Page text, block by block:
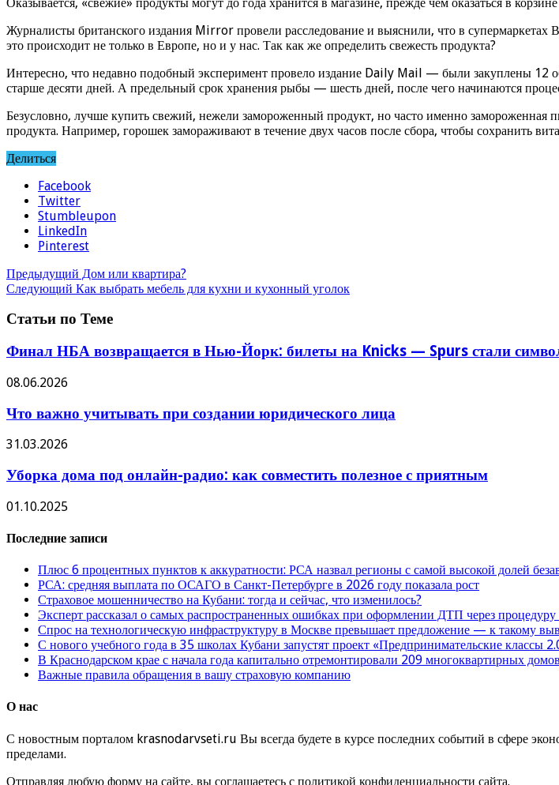
Журналисты британского издания Mirror провели расследование и выяснили, что в
это происходит не только в Европе, но и у нас. Так как же определить свежесть продукта?
Интересно, что недавно подобный эксперимент провело издание Daily Mail — были закуплены 12
старше десяти дней. А предельный срок хранения рыбы — шесть дней, после чего начинаются
Безусловно, лучше купить свежий, нежели замороженный продукт, но часто именно замороженная
продукта. Например, горошек замораживают в течение двух часов после сбора, чтобы сохранить
Делиться
Facebook
Twitter
Stumbleupon
LinkedIn
Pinterest
Предыдущий Дом или квартира?
Следующий Как выбрать мебель для кухни и кухонный уголок
Статьи по Теме
Финал НБА возвращается в Нью-Йорк: билеты на Knicks — Spurs стали
08.06.2026
Что важно учитывать при создании юридического лица
31.03.2026
Уборка дома под онлайн-радио: как совместить полезное с приятным
01.10.2025
Последние записи
Плюс 6 процентных пунктов к аккуратности: РСА назвал регионы с самой высокой долей
РСА: средняя выплата по ОСАГО в Санкт-Петербурге в 2026 году показала рост
Страховое мошенничество на Кубани: тогда и сейчас, что изменилось?
Эксперт рассказал о самых распространенных ошибках при оформлении ДТП через процедуру
Спрос на технологическую инфраструктуру в Москве превышает предложение — к такому
С нового учебного года в 35 школах Кубани запустят проект «Предпринимательские классы
В Краснодарском крае с начала года капитально отремонтировали 209 многоквартирных домов
Важные правила обращения в вашу страховую компанию
О нас
С новостным порталом krasnodarvseti.ru Вы всегда будете в курсе последних событий в сфере
пределами.
Отправляя любую форму на сайте, вы соглашаетесь с политикой конфиденциальности сайта.